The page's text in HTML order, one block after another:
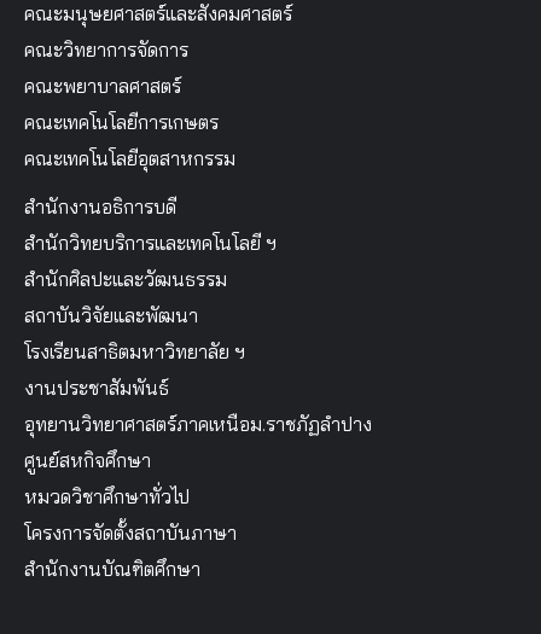
คณะมนุษยศาสตร์และสังคมศาสตร์
คณะวิทยาการจัดการ
คณะพยาบาลศาสตร์
คณะเทคโนโลยีการเกษตร
คณะเทคโนโลยีอุตสาหกรรม
สำนักงานอธิการบดี
สำนักวิทยบริการและเทคโนโลยี ฯ
สำนักศิลปะและวัฒนธรรม
สถาบันวิจัยและพัฒนา
โรงเรียนสาธิตมหาวิทยาลัย ฯ
งานประชาสัมพันธ์
อุทยานวิทยาศาสตร์ภาคเหนือม.ราชภัฏลำปาง
ศูนย์สหกิจศึกษา
หมวดวิชาศึกษาทั่วไป
โครงการจัดตั้งสถาบันภาษา
สำนักงานบัณฑิตศึกษา